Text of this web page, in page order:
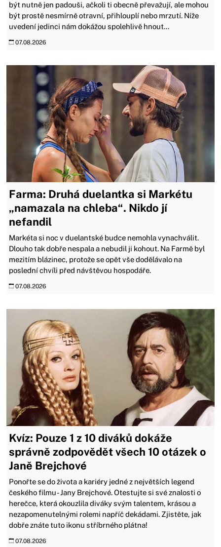
být nutně jen padouši, ačkoli ti obecně převažují, ale mohou
být prostě nesmírně otravní, přihlouplí nebo mrzutí. Níže
uvedení jedinci nám dokážou spolehlivě hnout...
07.08.2026
Farma: Druhá duelantka si Markétu
„namazala na chleba“. Nikdo jí
nefandil
Markéta si noc v duelantské budce nemohla vynachválit.
Dlouho tak dobře nespala a nebudil ji kohout. Na Farmě byl
mezitím blázinec, protože se opět vše dodělávalo na
poslední chvíli před návštěvou hospodáře.
07.08.2026
Kvíz: Pouze 1 z 10 diváků dokáže
správně zodpovědět všech 10 otázek o
Janě Brejchové
Ponořte se do života a kariéry jedné z největších legend
českého filmu - Jany Brejchové. Otestujte si své znalosti o
herečce, která okouzlila diváky svým talentem, krásou a
nezapomenutelnými rolemi napříč dekádami. Zjistěte, jak
dobře znáte tuto ikonu stříbrného plátna!
07.08.2026